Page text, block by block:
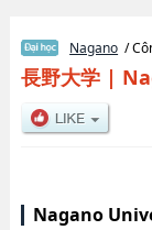
Nagano /
長野大学|
Nagano